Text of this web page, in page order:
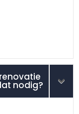
nodig?